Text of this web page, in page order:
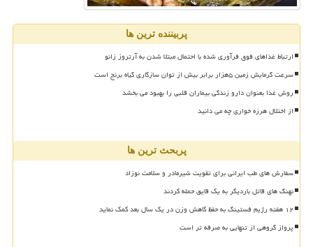
پربیننده ترین ها
ارتباط غذاهای فوق فرآوری شده با احتمال مبتلا شدن به آرتروز زانو
سرعت گرمایش زمین ۵هزار برابر بیش از توان سازگاری گیاه برنج است
روش غذا بعنوان دارو زندگی بیماران قلبی را بهبود می بخشد
از اختلال هرزه خواری چه می دانید
پربحث ترین ها
سفارش های طب ایرانی برای تقویت شیرمادر و سلامت نوزاد
نهنگ های قاتل باردیگر به یک قایق حمله کردند
۱۲ هفته رژیم فستینگ به حفظ کاهش وزن در یک سال بعد کمک نماید
پرواز گروهی از تنهایی به صرفه تر است